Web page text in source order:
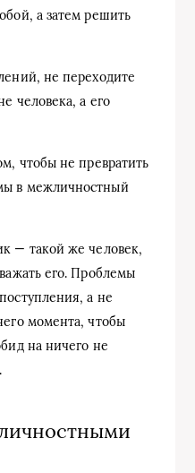
а затем решить
не переходите
человека, а его
чтобы не превратить
в межличностный
— такой же человек,
его. Проблемы
а не
момента, чтобы
на ничего не